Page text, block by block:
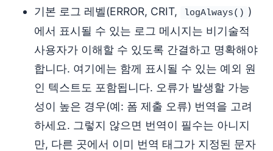
기본 로그 레벨(ERROR, CRIT,
logAlways() )
에서 표시될 수 있는 로그 메시지는 비기술적
사용자가 이해할 수 있도록 간결하고 명확해야
합니다. 여기에는 함께 표시될 수 있는 예외 원
인 텍스트도 포함됩니다. 오류가 발생할 가능
성이 높은 경우(예: 폼 제출 오류) 번역을 고려
하세요. 그렇지 않으면 번역이 필수는 아니지
만, 다른 곳에서 이미 번역 태그가 지정된 문자